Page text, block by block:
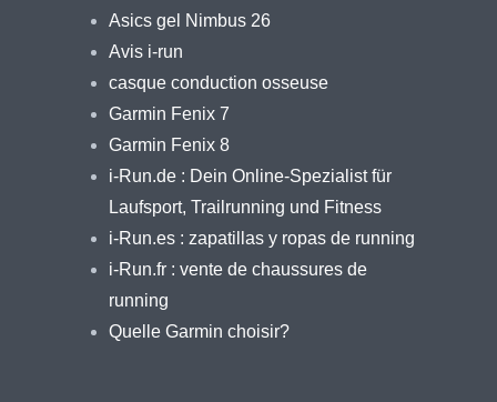
Asics gel Nimbus 26
Avis i-run
casque conduction osseuse
Garmin Fenix 7
Garmin Fenix 8
i-Run.de : Dein Online-Spezialist für
Laufsport, Trailrunning und Fitness
i-Run.es : zapatillas y ropas de running
i-Run.fr : vente de chaussures de
running
Quelle Garmin choisir?